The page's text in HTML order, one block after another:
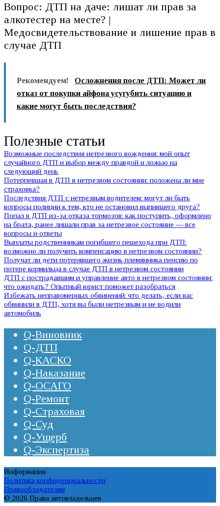
Вопрос: ДТП на даче: лишат ли прав за
алкотестер на месте? |
Медосвидетельствование и лишение прав в
случае ДТП
Рекомендуем!
Осложнения после ДТП: Может ли
отказ от покупки айфона усугубить ситуацию и
какие могут быть последствия?
Полезные статьи
Возможные последствия нетрезвого вождения: мой опыт
случайного ДТП и выбор между правдой и ложью на
следующий день
Потерпевшая в ДТП в нетрезвом состоянии: положена ли мне
страховка?
Последствия ДТП с нетрезвым водителем: могут ли быть
вопросы полиции к тем, кто не остановил выпившего друга?
Попал в ДТП из-за отказа тормозов: как поступить, оформлено
на брата, ранее лишали прав за нетрезвое состояние — все
вопросы и ответы
Выплаты родственникам погибшего пешехода при ДТП:
возможно ли получить компенсацию в нетрезвом состоянии?
Получат ли дети потерявшего жизнь племянника пенсию по
потере кормильца в случае ДТП в нетрезвом состоянии
ДТП с пострадавшим и управление авто в нетрезвом состоянии:
что ожидать? Опытный юрист поможет разобраться
Избежать неправомерных обвинений: что делать, если вас
обвинили в ДТП, хотя вы были нетрезвым и не водили
автомобиль
Q-Виновник
Q-ДТП
Q-КАСКО
Q-Наказание
Q-ОСАГО
Q-Ремонт
Q-Страховая
Q-Суд
Q-Ущерб
Q-Экспертиза
Информация
Политика конфиденциальности
Правообладателям
© 2026 Права автовладельцев